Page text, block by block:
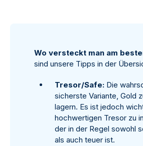
Wo versteckt man am
sind unsere Tipps in der
Tresor/Safe: Die
sicherste Variante, Gold
lagern. Es ist jedoch
hochwertigen Tresor zu
der in der Regel sowohl
als auch teuer ist.